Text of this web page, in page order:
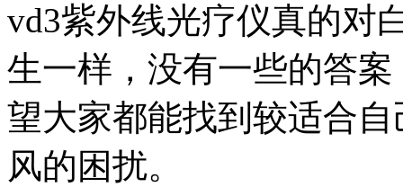
vd3紫外线光疗仪真的对
生一样，没有一些的答
望大家都能找到较适合
风的困扰。